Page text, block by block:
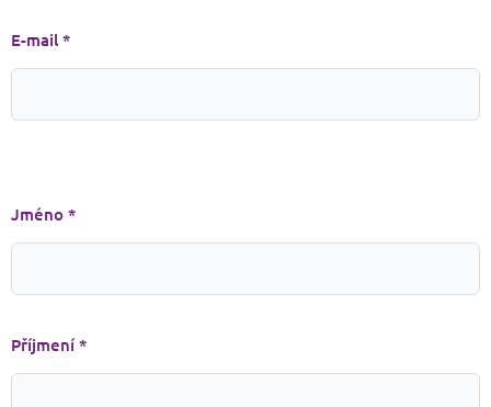
E-mail *
Jméno *
Příjmení *